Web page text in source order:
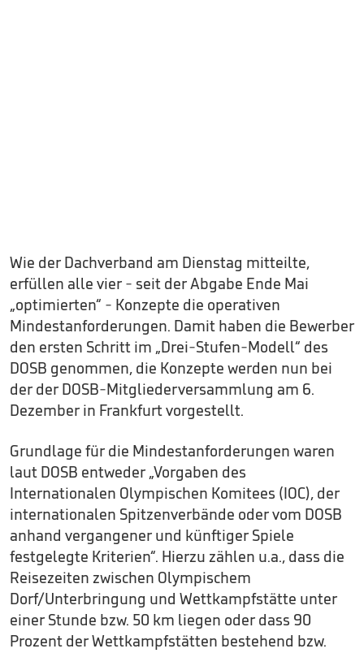
Wie der Dachverband am Dienstag mitteilte,
erfüllen alle vier - seit der Abgabe Ende Mai
„optimierten“ - Konzepte die operativen
Mindestanforderungen. Damit haben die Bewerber
den ersten Schritt im „Drei-Stufen-Modell“ des
DOSB genommen, die Konzepte werden nun bei
der der DOSB-Mitgliederversammlung am 6.
Dezember in Frankfurt vorgestellt.
Grundlage für die Mindestanforderungen waren
laut DOSB entweder „Vorgaben des
Internationalen Olympischen Komitees (IOC), der
internationalen Spitzenverbände oder vom DOSB
anhand vergangener und künftiger Spiele
festgelegte Kriterien“. Hierzu zählen u.a., dass die
Reisezeiten zwischen Olympischem
Dorf/Unterbringung und Wettkampfstätte unter
einer Stunde bzw. 50 km liegen oder dass 90
Prozent der Wettkampfstätten bestehend bzw.